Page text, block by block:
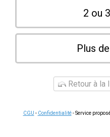
2 ou
Plus
Retour à
CGU - Confidentialité- Service